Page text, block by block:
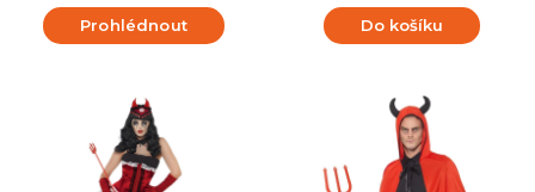
Prohlédnout Do košíku